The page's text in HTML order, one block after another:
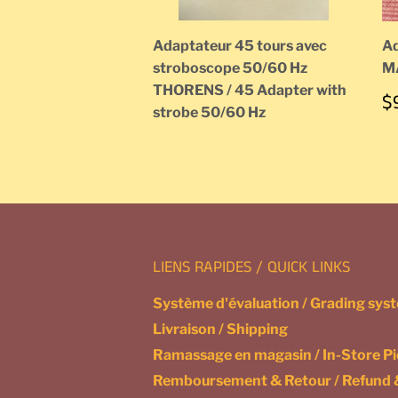
Adaptateur 45 tours avec
stroboscope 50/60 Hz
THORENS / 45 Adapter with
strobe 50/60 Hz
LIENS RAPIDES / QUICK LINKS
Système d'évaluation / Grading
Livraison / Shipping
Ramassage en magasin / In-Store
Remboursement & Retour / Refund